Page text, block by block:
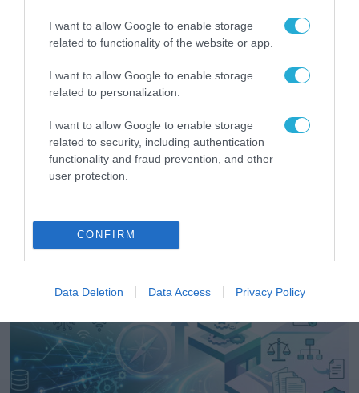
I want to allow Google to enable storage
related to functionality of the website or app.
I want to allow Google to enable storage
related to personalization.
I want to allow Google to enable storage
related to security, including authentication
functionality and fraud prevention, and other
user protection.
CONFIRM
Data Deletion Data Access Privacy Policy
ΕΚΔΗΛΩΣΕΙΣ